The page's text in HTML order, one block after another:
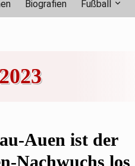
Biografien Fußball
Auen ist der
Nachwuchs los